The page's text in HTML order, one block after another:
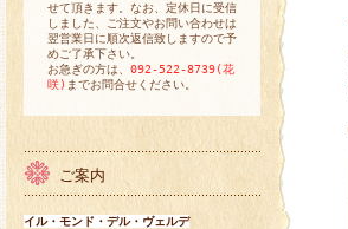
せて頂きます。なお、定休日に受信
しました、ご注文やお問い合わせは
翌営業日に順次返信致しますので予
めご了承下さい。
お急ぎの方は、 092-522-8739(花
咲) までお問合せください。
ご案内
イル・モンド・デル・ヴェルデ